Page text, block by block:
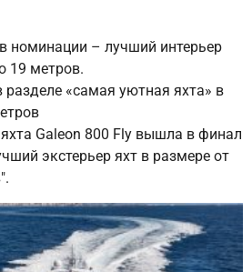
номинации – лучший интерьер
19 метров.
разделе «самая уютная яхта» в
Galeon 800 Fly вышла в финал
экстерьер яхт в размере от